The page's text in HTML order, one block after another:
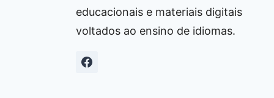
educacionais e materiais digitais
voltados ao ensino de idiomas.